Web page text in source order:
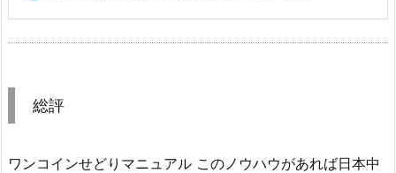
総評
ワンコインせどりマニュアル このノウハウがあれば日本中